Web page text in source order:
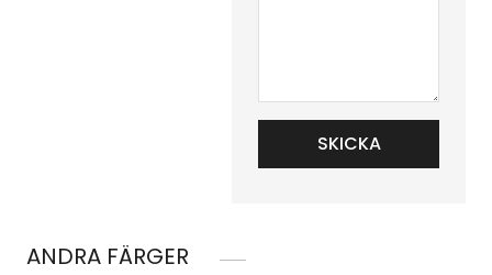
ANDRA FÄRGER